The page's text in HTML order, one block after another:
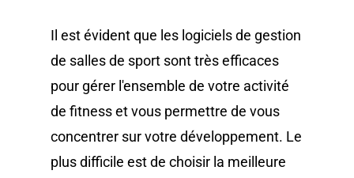
Il est évident que les logiciels de gestion
de salles de sport sont très efficaces
pour gérer l'ensemble de votre activité
de fitness et vous permettre de vous
concentrer sur votre développement. Le
plus difficile est de choisir la meilleure